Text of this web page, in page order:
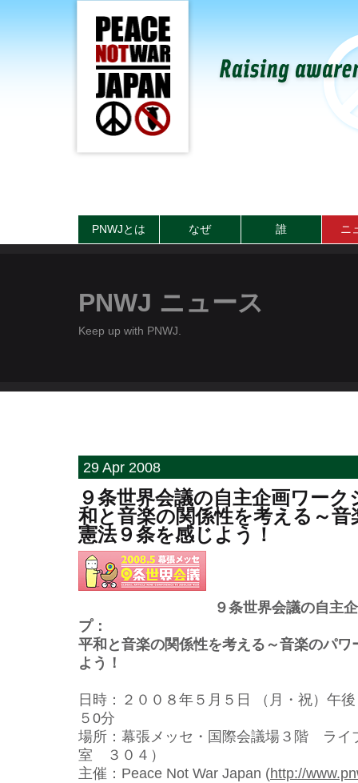
PNWJとは なぜ 誰 ニ
PNWJ ニュース
Keep up with PNWJ.
29 Apr 2008
９条世界会議の自主企画ワー
和と音楽の関係性を考える～
憲法９条を感じよう！
９条世界会議の自主
プ：
平和と音楽の関係性を考える～音楽のパワ
よう！
日時：２００８年５月５日 （月・祝）午
５0分
場所：幕張メッセ・国際会議場３階 ライ
室 ３０４）
主催：Peace Not War Japan (http://